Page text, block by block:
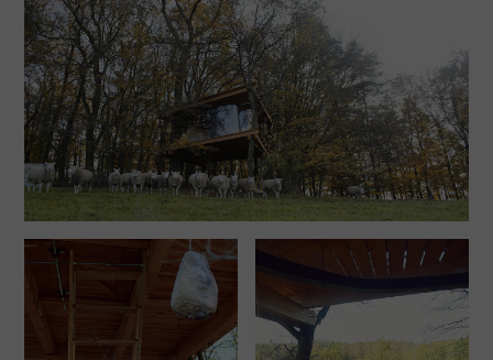
návštěvníci stromového obydlí a mohli by si zasadit
vlastní strom. Tento workshop by měl být realizován
v bezprostředním okolí objektu a s jeho pomocí by
se měla například obnovit alej či by měl vzniknout
nějaký jiný výrazný krajinný prvek. Takto by už
člověk neměl být pouhým návštěvníkem místa, ale
jeho spolutvůrcem.